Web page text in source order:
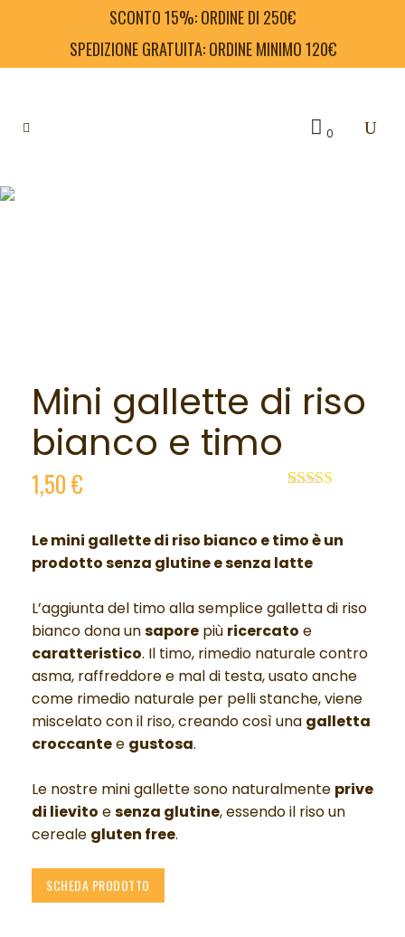
SCONTO 15%: ORDINE DI 250€
SPEDIZIONE GRATUITA: ORDINE MINIMO 120€
0
Mini gallette di riso
bianco e timo
base di
recensioni
1,50€
Le mini gallette di riso bianco e timo è un
prodotto senza glutine e senza latte
L’aggiunta del timo alla semplice galletta di riso
bianco dona unsapore più ricercato e
caratteristico. Il timo, rimedio naturale contro
asma, raffreddore e mal di testa, usato anche
come rimedio naturale per pelli stanche, viene
miscelato con il riso, creando così una galletta
croccantee gustosa.
Le nostre mini gallette sono naturalmente prive
di lievito esenza glutine, essendo il riso un
cereale gluten free.
SCHEDA PRODOTTO